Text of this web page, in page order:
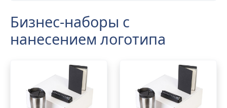
Бизнес-наборы с
нанесением логотипа